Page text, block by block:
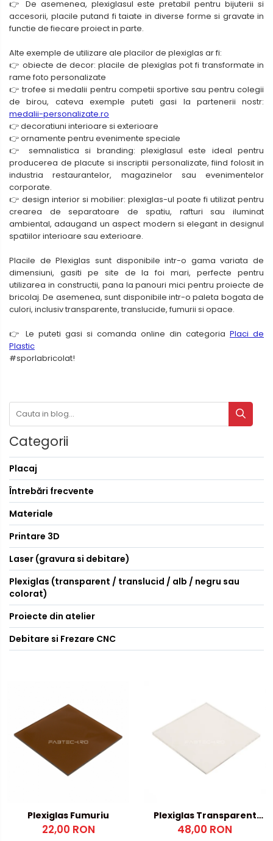
👉 De asemenea, plexiglasul este pretabil pentru bijuterii si
accesorii, placile putand fi taiate in diverse forme si gravate in
functie de fiecare proiect in parte.
Alte exemple de utilizare ale placilor de plexiglas ar fi:
👉 obiecte de decor: placile de plexiglas pot fi transformate in
rame foto personalizate
👉 trofee si medalii pentru competii sportive sau pentru colegii
de birou, cateva exemple puteti gasi la partenerii nostr:
medalii-personalizate.ro
👉 decoratiuni interioare si exterioare
👉 ornamente pentru evenimente speciale
👉 semnalistica si branding: plexiglasul este ideal pentru
producerea de placute si inscriptii personalizate, fiind folosit in
industria restaurantelor, magazinelor sau evenimentelor
corporate.
👉 design interior si mobilier: plexiglas-ul poate fi utilizat pentru
crearea de separatoare de spatiu, rafturi sau iluminat
ambiental, adaugand un aspect modern si elegant in designul
spatiilor interioare sau exterioare.
Placile de Plexiglas sunt disponibile intr-o gama variata de
dimensiuni, gasiti pe site de la foi mari, perfecte pentru
utilizarea in constructii, pana la panouri mici pentru proiecte de
bricolaj. De asemenea, sunt disponibile intr-o paleta bogata de
culori, inclusiv transparente, translucide, fumurii si opace.
👉 Le puteti gasi si comanda online din categoria Placi de
Plastic
#sporlabricolat!
Categorii
Placaj
Întrebări frecvente
Materiale
Printare 3D
Laser (gravura si debitare)
Plexiglas (transparent / translucid / alb / negru sau
colorat)
Proiecte din atelier
Debitare si Frezare CNC
Plexiglas Fumuriu
22,00 RON
Plexiglas Transparent
8mm - 100x1000mm
48,00 RON